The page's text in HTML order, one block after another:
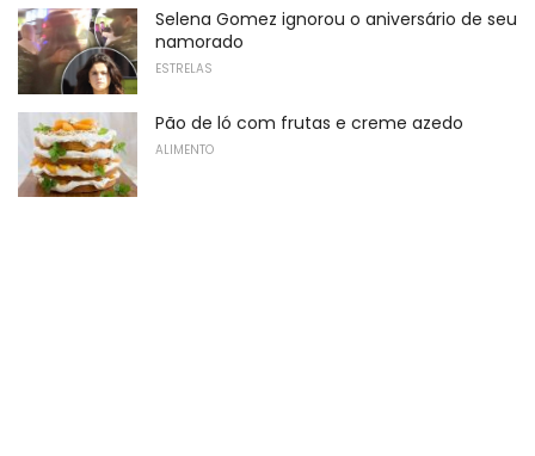
Selena Gomez ignorou o aniversário de seu
namorado
ESTRELAS
Pão de ló com frutas e creme azedo
ALIMENTO